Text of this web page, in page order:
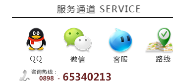
者……
【详情】